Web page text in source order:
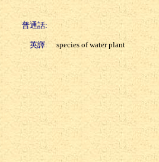
普通話:
英譯: species of water plant